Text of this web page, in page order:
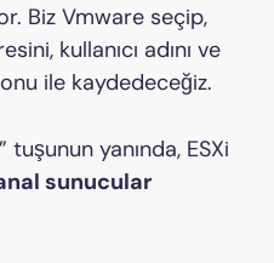
Biz Vmware seçip,
kullanıcı adını ve
ile kaydedeceğiz.
tuşunun yanında, ESXi
sunucular